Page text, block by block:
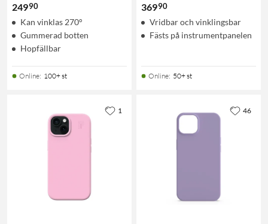
24990
Kan vinklas 270°
Gummerad botten
Hopfällbar
Online: 100+ st
36990
Vridbar och vinklingsbar
Fästs på instrumentpanelen
Online: 50+ st
1 46